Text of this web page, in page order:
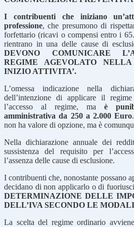
I contribuenti che iniziano
professione, che presumono di
forfettario (ricavi o compensi entro i
rientrano in una delle cause di
DEVONO COMUNICARE
REGIME AGEVOLATO
INIZIO ATTIVITA’.
L’omessa indicazione nella
dell’intenzione di applicare il
l’accesso al regime, ma è
amministrativa da 250 a 2.000 Euro
non ha valore di opzione, ma è
Nella dichiarazione annuale dei
sussistenza del requisito per
l’assenza delle cause di esclusione.
I contribuenti che, nonostante possano
decidano di non applicarlo o di
DETERMINAZIONE DELLE
DELL’IVA SECONDO LE
La scelta del regime ordinario